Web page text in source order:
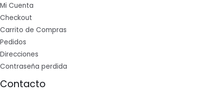
Mi Cuenta
Checkout
Carrito de Compras
Pedidos
Direcciones
Contraseña perdida
Contacto